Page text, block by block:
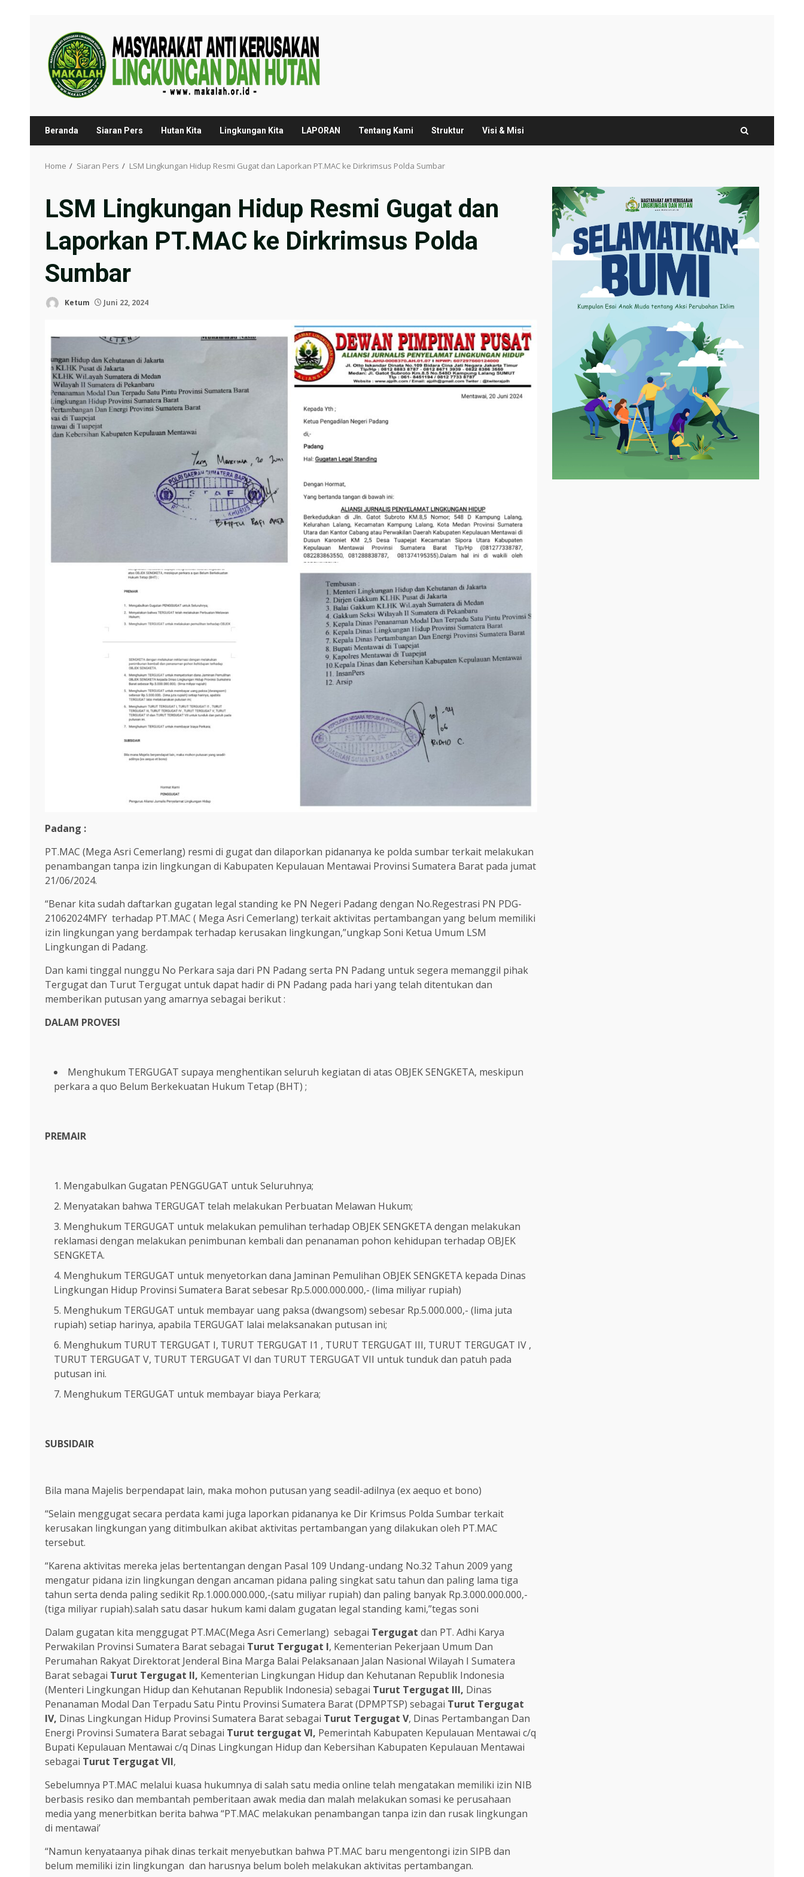
content
Beranda Siaran Pers Hutan Kita Lingkungan Kita LAPORAN Tentang Kami Struktur Visi & Misi
Home Siaran Pers LSM Lingkungan Hidup Resmi Gugat dan Laporkan PT.MAC ke Dirkrimsus Polda Sumbar
LSM Lingkungan Hidup Resmi Gugat dan
Laporkan PT.MAC ke Dirkrimsus Polda
Sumbar
Ketum Juni 22, 2024
Padang :
PT.MAC (Mega Asri Cemerlang) resmi di gugat dan dilaporkan pidananya ke polda sumbar terkait melakukan
penambangan tanpa izin lingkungan di Kabupaten Kepulauan Mentawai Provinsi Sumatera Barat pada jumat
21/06/2024.
“Benar kita sudah daftarkan gugatan legal standing ke PN Negeri Padang dengan No.Regestrasi PN PDG-
21062024MFY terhadap PT.MAC ( Mega Asri Cemerlang) terkait aktivitas pertambangan yang belum memiliki
izin lingkungan yang berdampak terhadap kerusakan lingkungan,”ungkap Soni Ketua Umum LSM
Lingkungan di Padang.
Dan kami tinggal nunggu No Perkara saja dari PN Padang serta PN Padang untuk segera memanggil pihak
Tergugat dan Turut Tergugat untuk dapat hadir di PN Padang pada hari yang telah ditentukan dan
memberikan putusan yang amarnya sebagai berikut :
DALAM PROVESI
Menghukum TERGUGAT supaya menghentikan seluruh kegiatan di atas OBJEK SENGKETA, meskipun
perkara a quo Belum Berkekuatan Hukum Tetap (BHT) ;
PREMAIR
Mengabulkan Gugatan PENGGUGAT untuk Seluruhnya;
Menyatakan bahwa TERGUGAT telah melakukan Perbuatan Melawan Hukum;
Menghukum TERGUGAT untuk melakukan pemulihan terhadap OBJEK SENGKETA dengan melakukan
reklamasi dengan melakukan penimbunan kembali dan penanaman pohon kehidupan terhadap OBJEK
SENGKETA.
Menghukum TERGUGAT untuk menyetorkan dana Jaminan Pemulihan OBJEK SENGKETA kepada Dinas
Lingkungan Hidup Provinsi Sumatera Barat sebesar Rp.5.000.000.000,- (lima miliyar rupiah)
Menghukum TERGUGAT untuk membayar uang paksa (dwangsom) sebesar Rp.5.000.000,- (lima juta
rupiah) setiap harinya, apabila TERGUGAT lalai melaksanakan putusan ini;
Menghukum TURUT TERGUGAT I, TURUT TERGUGAT I1 , TURUT TERGUGAT III, TURUT TERGUGAT IV ,
TURUT TERGUGAT V, TURUT TERGUGAT VI dan TURUT TERGUGAT VII untuk tunduk dan patuh pada
putusan ini.
Menghukum TERGUGAT untuk membayar biaya Perkara;
SUBSIDAIR
Bila mana Majelis berpendapat lain, maka mohon putusan yang seadil-adilnya (ex aequo et bono)
“Selain menggugat secara perdata kami juga laporkan pidananya ke Dir Krimsus Polda Sumbar terkait
kerusakan lingkungan yang ditimbulkan akibat aktivitas pertambangan yang dilakukan oleh PT.MAC
tersebut.
“Karena aktivitas mereka jelas bertentangan dengan Pasal 109 Undang-undang No.32 Tahun 2009 yang
mengatur pidana izin lingkungan dengan ancaman pidana paling singkat satu tahun dan paling lama tiga
tahun serta denda paling sedikit Rp.1.000.000.000,-(satu miliyar rupiah) dan paling banyak Rp.3.000.000.000,-
(tiga miliyar rupiah).salah satu dasar hukum kami dalam gugatan legal standing kami,”tegas soni
Dalam gugatan kita menggugat PT.MAC(Mega Asri Cemerlang) sebagai Tergugat dan PT. Adhi Karya
Perwakilan Provinsi Sumatera Barat sebagai Turut Tergugat I, Kementerian Pekerjaan Umum Dan
Perumahan Rakyat Direktorat Jenderal Bina Marga Balai Pelaksanaan Jalan Nasional Wilayah I Sumatera
Barat sebagai Turut Tergugat II, Kementerian Lingkungan Hidup dan Kehutanan Republik Indonesia
(Menteri Lingkungan Hidup dan Kehutanan Republik Indonesia) sebagai Turut Tergugat III, Dinas
Penanaman Modal Dan Terpadu Satu Pintu Provinsi Sumatera Barat (DPMPTSP) sebagai Turut Tergugat
IV, Dinas Lingkungan Hidup Provinsi Sumatera Barat sebagai Turut Tergugat V, Dinas Pertambangan Dan
Energi Provinsi Sumatera Barat sebagai Turut tergugat VI, Pemerintah Kabupaten Kepulauan Mentawai c/q
Bupati Kepulauan Mentawai c/q Dinas Lingkungan Hidup dan Kebersihan Kabupaten Kepulauan Mentawai
sebagai Turut Tergugat VII,
Sebelumnya PT.MAC melalui kuasa hukumnya di salah satu media online telah mengatakan memiliki izin NIB
berbasis resiko dan membantah pemberitaan awak media dan malah melakukan somasi ke perusahaan
media yang menerbitkan berita bahwa “PT.MAC melakukan penambangan tanpa izin dan rusak lingkungan
di mentawai’
“Namun kenyataanya pihak dinas terkait menyebutkan bahwa PT.MAC baru mengentongi izin SIPB dan
belum memiliki izin lingkungan dan harusnya belum boleh melakukan aktivitas pertambangan.